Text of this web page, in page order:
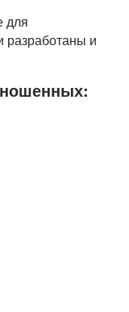
для
и